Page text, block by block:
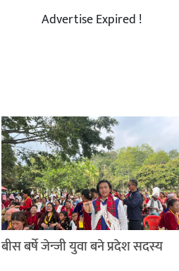
Advertise Expired !
बीस बर्षे जेन्जी युवा बने प्रदेश सदस्य